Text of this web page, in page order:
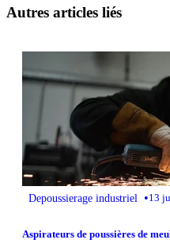
Autres articles liés
Depoussierage industriel •13
Aspirateurs de poussières de